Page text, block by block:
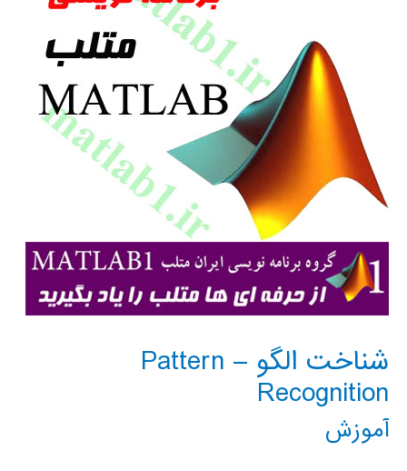
شناخت الگو – Pattern
Recognition
آموزش